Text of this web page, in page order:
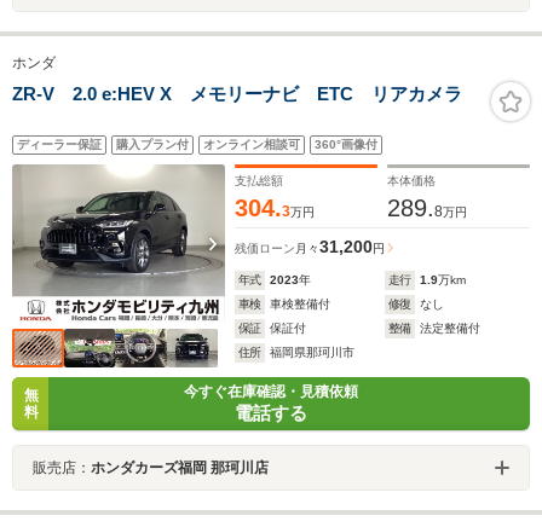
ホンダ
ZR-V 2.0 e:HEV X メモリーナビ ETC リアカメラ
ディーラー保証 購入プラン付 オンライン相談可 360°画像付
支払総額
304.3万円
本体価格
289.8万円
残価ローン 月々31,200円
年式 2023年 走行 1.9万km
車検
車検整備付 修復
なし
保証
保証付 整備
法定整備付
住所
福岡県那珂川市
無
料
今すぐ在庫確認・見積依頼
電話する
販売店： ホンダカーズ福岡 那珂川店